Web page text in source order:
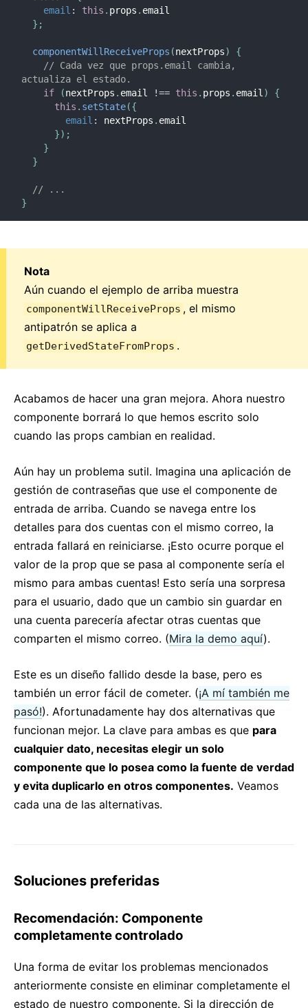
email : this . props . email
} ;
componentWillReceiveProps (nextProps)
{
// Cada vez que props.email cambia,
actualiza el estado.
if
(nextProps . email !== this . props . email )
{
this . setState({
email : nextProps . email
}) ;
}
}
// ...
}
Nota
Aún cuando el ejemplo de arriba muestra
componentWillReceiveProps , el mismo
antipatrón se aplica a
getDerivedStateFromProps .
Acabamos de hacer una gran mejora. Ahora nuestro
componente borrará lo que hemos escrito solo
cuando las props cambian en realidad.
Aún hay un problema sutil. Imagina una aplicación de
gestión de contraseñas que use el componente de
entrada de arriba. Cuando se navega entre los
detalles para dos cuentas con el mismo correo, la
entrada fallará en reiniciarse. ¡Esto ocurre porque el
valor de la prop que se pasa al componente sería el
mismo para ambas cuentas! Esto sería una sorpresa
para el usuario, dado que un cambio sin guardar en
una cuenta parecería afectar otras cuentas que
comparten el mismo correo. (Mira la demo aquí).
Este es un diseño fallido desde la base, pero es
también un error fácil de cometer. (¡A mí también me
pasó!). Afortunadamente hay dos alternativas que
funcionan mejor. La clave para ambas es que para
cualquier dato, necesitas elegir un solo
componente que lo posea como la fuente de verdad
y evita duplicarlo en otros componentes. Veamos
cada una de las alternativas.
Soluciones preferidas
Recomendación: Componente
completamente controlado
Una forma de evitar los problemas mencionados
anteriormente consiste en eliminar completamente el
estado de nuestro componente. Si la dirección de